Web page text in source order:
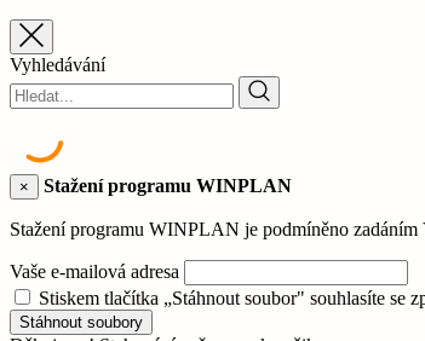
Vyhledávání
× Stažení programu WINPLAN
Stažení programu WINPLAN je podmíněno zadáním
Vaše e-mailová adresa
Stiskem tlačítka „Stáhnout soubor" souhlasíte se
Stáhnout soubory